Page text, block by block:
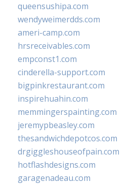
queensushipa.com
wendyweimerdds.com
ameri-camp.com
hrsreceivables.com
empconst1.com
cinderella-support.com
bigpinkrestaurant.com
inspirehuahin.com
memmingerspainting.com
jeremypbeasley.com
thesandwichdepotcos.com
drgiggleshouseofpain.com
hotflashdesigns.com
garagenadeau.com